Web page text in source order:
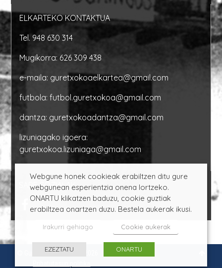
ELKARTEKO KONTAKTUA
Tel. 948 630 314
Mugikorra: 626 309 438
e-maila: guretxokoaelkartea@gmail.com
futbola: futbol.guretxokoa@gmail.com
dantza: guretxokoadantza@gmail.com
lizuniagako igoera:
guretxokoa.lizuniaga@gmail.com
SARE SOZIALAK
© Gure Txokoa Elkartea 2026
Webgune honek cookieak erabiltzen ditu gure
webgunean esperientzia onena lortzeko.
ONARTU klikatzen baduzu, cookie guztiak
erabiltzea onartzen duzu. Bestela aukerak ikusi.
Irakurri gehiago Cookie aukerak
EZEZTATU ONARTU